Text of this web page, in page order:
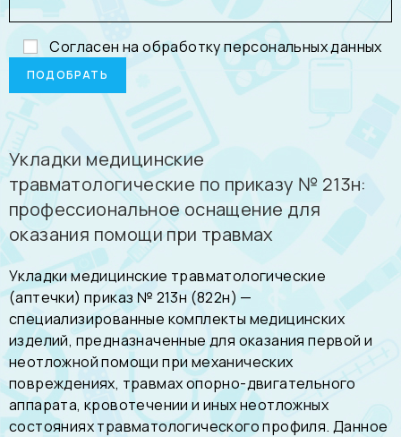
Согласен на обработкуперсональных данных
Укладки медицинские
травматологические по приказу № 213н:
профессиональное оснащение для
оказания помощи при травмах
Укладки медицинские травматологические
(аптечки) приказ № 213н (822н) —
специализированные комплекты медицинских
изделий, предназначенные для оказания первой и
неотложной помощи при механических
повреждениях, травмах опорно-двигательного
аппарата, кровотечении и иных неотложных
состояниях травматологического профиля. Данное